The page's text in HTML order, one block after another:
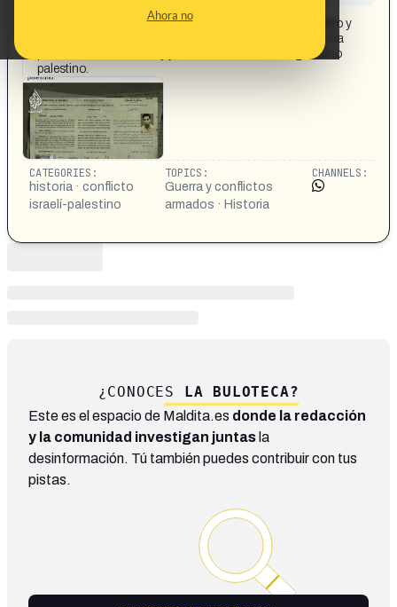
Ahora no
Un documento oficial de 1937 muestra al primer ministro y
presidente israelí Shimon Peres solicitando la ciudadanía
palestina, con su firma y juramento de lealtad al gobierno
palestino.
CATEGORIES:
historia · conflicto
israelí-palestino
TOPICS:
Guerra y conflictos
armados · Historia
CHANNELS:
¿CONOCES LA BULOTECA?
Este es el espacio de Maldita.es donde la redacción
y la comunidad investigan juntas la
desinformación. Tú también puedes contribuir con tus
pistas.